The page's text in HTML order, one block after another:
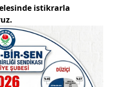
istikrarla